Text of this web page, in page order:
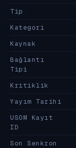
Tip
Kategori
Kaynak
Bağlantı
Tipi
Kritiklik
Yayım Tarihi
USOM Kayıt
ID
Son Senkron